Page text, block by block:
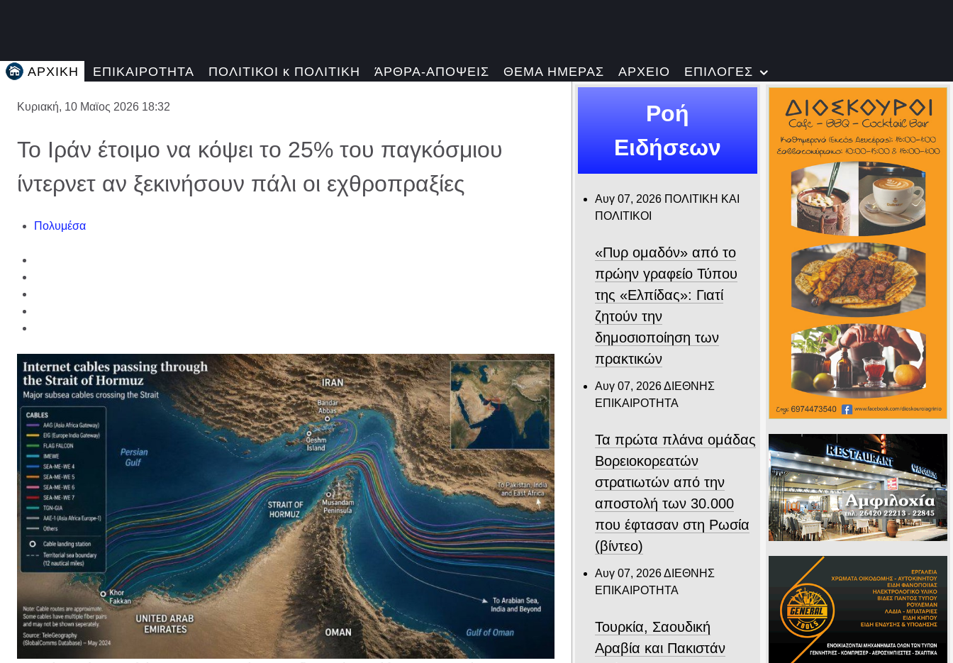
ΑΡΧΙΚΗ ΕΠΙΚΑΙΡΟΤΗΤΑ ΠΟΛΙΤΙΚΟΙ κ ΠΟΛΙΤΙΚΗ ΆΡΘΡΑ-ΑΠΟΨΕΙΣ ΘΕΜΑ ΗΜΕΡΑΣ ΑΡΧΕΙΟ ΕΠΙΛΟΓΕΣ
Κυριακή, 10 Μαϊος 2026 18:32
Το Ιράν έτοιμο να κόψει το 25% του παγκόσμιου
ίντερνετ αν ξεκινήσουν πάλι οι εχθροπραξίες
Πολυμέσα
Ροή
Ειδήσεων
Αυγ 07, 2026 ΠΟΛΙΤΙΚΗ ΚΑΙ
ΠΟΛΙΤΙΚΟΙ
«Πυρ ομαδόν» από το
πρώην γραφείο Τύπου
της «Ελπίδας»: Γιατί
ζητούν την
δημοσιοποίηση των
πρακτικών
Αυγ 07, 2026ΔΙΕΘΝΗΣ
ΕΠΙΚΑΙΡΟΤΗΤΑ
Τα πρώτα πλάνα ομάδας
Βορειοκορεατών
στρατιωτών από την
αποστολή των 30.000
που έφτασαν στη Ρωσία
(βίντεο)
Αυγ 07, 2026ΔΙΕΘΝΗΣ
ΕΠΙΚΑΙΡΟΤΗΤΑ
Τουρκία, Σαουδική
Αραβία και Πακιστάν